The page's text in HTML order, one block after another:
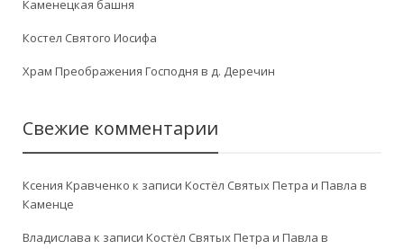
Каменецкая башня
Костел Святого Иосифа
Храм Преображения Господня в д. Деречин
Свежие комментарии
Ксения Кравченко к записи Костёл Святых Петра и Павла в
Каменце
Владислава к записи Костёл Святых Петра и Павла в